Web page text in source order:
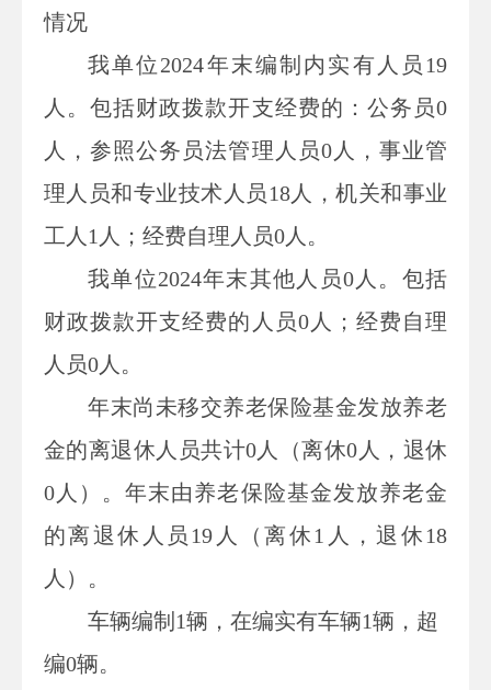
情况
我单位2024年末编制内 实有人员 19
人。包括财政拨款开支经费的 ： 公务员0
人，参照公务员法管理人员0人 ， 事业管
理人员和专业技术人员 18人，机关和事业
工人 1 人 ；经费自理人员0人 。
我单位2024年末其他人员0人。包括
财政拨款开支经费的人员0人；经费自理
人员0人。
年末尚未移交养老保险基金发放养老
金的离退休人员共计0人 （离休0 人，退休
0 人 ）。年末由养老保险基金发放养老金
的离退休人员 19人 （离休 1 人，退休 18
人 ） 。
车辆编制1辆，在编实有车辆1辆，超
编0辆。